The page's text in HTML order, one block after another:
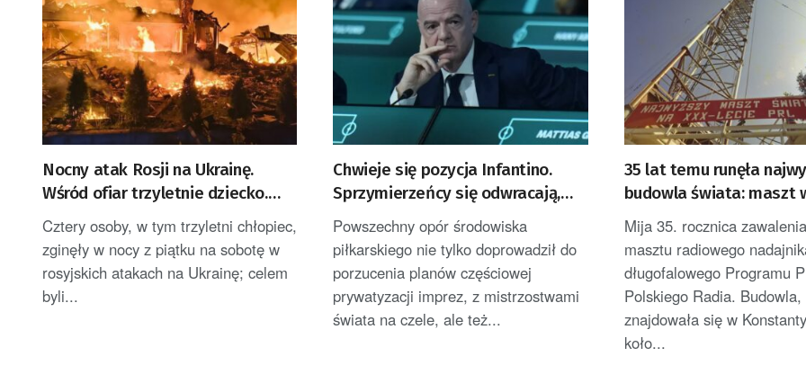
Nocny atak Rosji na Ukrainę.
Wśród ofiar trzyletnie dziecko.
Zełenski zabrał głos
Cztery osoby, w tym trzyletni chłopiec,
zginęły w nocy z piątku na sobotę w
rosyjskich atakach na Ukrainę; celem
byli...
Chwieje się pozycja Infantino.
Sprzymierzeńcy się odwracają,
krytycy nabrali wiatru w żagle
Powszechny opór środowiska
piłkarskiego nie tylko doprowadził do
porzucenia planów częściowej
prywatyzacji imprez, z mistrzostwami
świata na czele, ale też...
35 lat temu runęła
budowla świata: maszt
Konstantynowie
Mija 35. rocznica
masztu radiowego
długofalowego Programu
Polskiego Radia.
znajdowała się w
koło...